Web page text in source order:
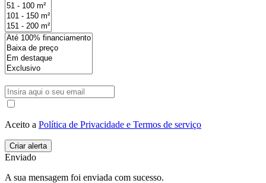
Aceito a Política de Privacidade e Termos de serviço
Enviado
A sua mensagem foi enviada com sucesso.